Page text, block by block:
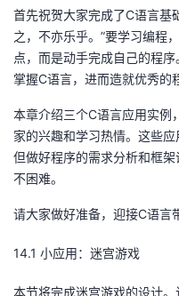
的
博
客
我
的
论
坛
我
的
圈
我
的
我
的
我
首先祝贺大家完成了C语言基
之，不亦乐乎。”要学习编程
点，而是动手完成自己的程
掌握C语言，进而造就优秀的
本章介绍三个C语言应用实例
家的兴趣和学习热情。这些应
但做好程序的需求分析和框
不困难。
请大家做好准备，迎接C语言
14.1 小应用： 迷宫游戏
本节将完成迷宫游戏的设计